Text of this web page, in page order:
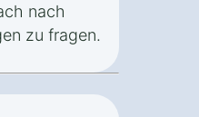
nach
zu fragen.